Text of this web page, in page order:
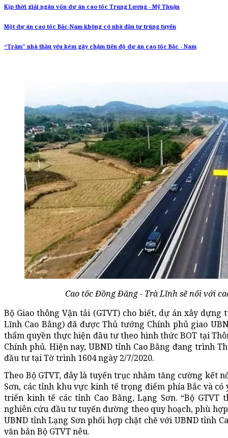
Kịp thời giải ngân vốn dự án cao tốc Trung Lương - Mỹ Thuận
Một dự án cao tốc Bắc-Nam không có nhà đầu tư trúng tuyển
“Trảm” nhà thầu yếu kém gây chậm tiến độ dự án cao tốc Bắc - Nam
Cao tốc Đồng Đăng - Trà Lĩnh sẽ nối với
Bộ Giao thông Vận tải (GTVT) cho biết, dự án xây
Lĩnh Cao Bằng) đã được Thủ tướng Chính phủ giao
thẩm quyền thực hiện đầu tư theo hình thức BOT tại
Chính phủ. Hiện nay, UBND tỉnh Cao Bằng đang trình
đầu tư tại Tờ trình 1604 ngày 2/7/2020.
Theo Bộ GTVT, đây là tuyến trục nhằm tăng cường kết
Sơn, các tỉnh khu vực kinh tế trọng điểm phía Bắc và
triển kinh tế các tỉnh Cao Bằng, Lạng Sơn. “Bộ
nghiên cứu đầu tư tuyến đường theo quy hoạch, phù
UBND tỉnh Lạng Sơn phối hợp chặt chẽ với UBND tỉnh
văn bản Bộ GTVT nêu.